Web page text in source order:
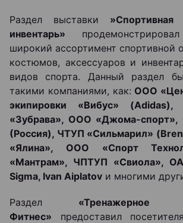
Раздел выставки
инвентарь»
широкий ассортимент
костюмов, аксессуаров и
видов спорта. Данный раздел
такими компаниями, как: ООО
экипировки «Вибус»
«Зубрава», ООО «Джома-
(Россия), ЧТУП «Сильмарил»
«Ялина», ООО «Спорт
«Мантрам», ЧПТУП «Свиола»,
Sigma, Ivan Aiplatov и многими
Раздел «Тренажерное
Фитнес» предоставил